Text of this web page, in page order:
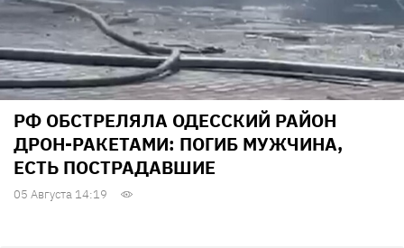
РФ ОБСТРЕЛЯЛА ОДЕССКИЙ РАЙОН
ДРОН-РАКЕТАМИ: ПОГИБ МУЖЧИНА,
ЕСТЬ ПОСТРАДАВШИЕ
05 Августа 14:19